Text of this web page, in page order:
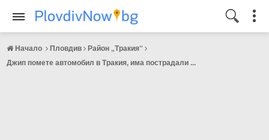
Начало Пловдив Район „Тракия“
Джип помете автомобил в Тракия, има пострадали ...